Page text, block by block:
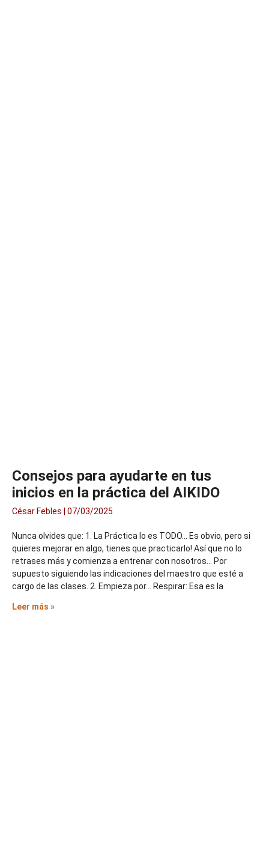
Consejos para ayudarte en tus
inicios en la práctica del AIKIDO
César Febles 07/03/2025
Nunca olvides que: 1. La Práctica lo es TODO… Es obvio, pero si
quieres mejorar en algo, tienes que practicarlo! Así que no lo
retrases más y comienza a entrenar con nosotros… Por
supuesto siguiendo las indicaciones del maestro que esté a
cargo de las clases. 2. Empieza por… Respirar: Esa es la
Leer más »